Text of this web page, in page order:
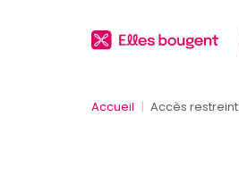
Accueil Accès restreint